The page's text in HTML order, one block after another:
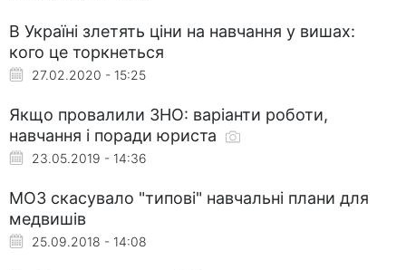
В Україні злетять ціни на навчання у вишах:
кого це торкнеться
27.02.2020 - 15:25
Якщо провалили ЗНО: варіанти роботи,
навчання і поради юриста
23.05.2019 - 14:36
МОЗ скасувало "типові" навчальні плани для
медвишів
25.09.2018 - 14:08